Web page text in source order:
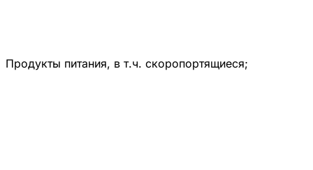
Продукты питания, в т.ч. скоропортящиеся;